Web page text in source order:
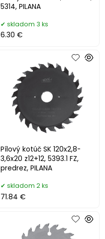
5314, PILANA
skladom 3 ks
6.30 €
Pílový kotúč SK 120x2,8-
3,6x20 z12+12, 5393.1 FZ,
predrez, PILANA
skladom 2 ks
71.84 €